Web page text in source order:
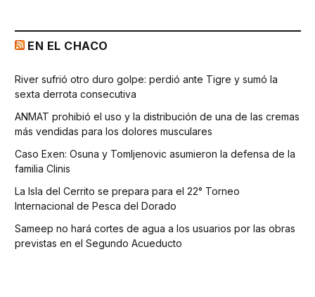
EN EL CHACO
River sufrió otro duro golpe: perdió ante Tigre y sumó la
sexta derrota consecutiva
ANMAT prohibió el uso y la distribución de una de las cremas
más vendidas para los dolores musculares
Caso Exen: Osuna y Tomljenovic asumieron la defensa de la
familia Clinis
La Isla del Cerrito se prepara para el 22° Torneo
Internacional de Pesca del Dorado
Sameep no hará cortes de agua a los usuarios por las obras
previstas en el Segundo Acueducto